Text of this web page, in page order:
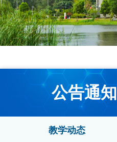
公告通知
教学动态